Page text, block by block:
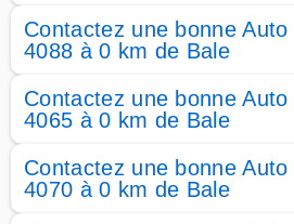
Contactez une bonne
4088 à 0 km de Bale
Contactez une bonne
4065 à 0 km de Bale
Contactez une bonne
4070 à 0 km de Bale